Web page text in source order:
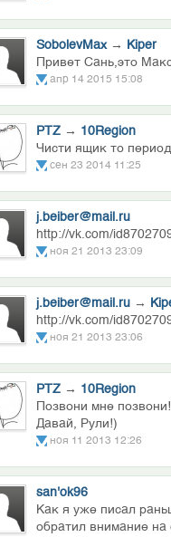
SobolevMax→
Kiper
Привет Сань,это
апр 14 2015 15:08
PTZ → 10Region
Чисти ящик то
сен 23 2014 11:25
j.beiber@mail.ru
http://vk.com/
ноя 21 2013 23:09
j.beiber@mail.ru →
http://vk.com/
ноя 21 2013 23:06
PTZ → 10Region
Позвони мне позвони!
Давай, Рули!)
ноя 11 2013 12:26
san'ok96
Как я уже писал
обратил внимание на